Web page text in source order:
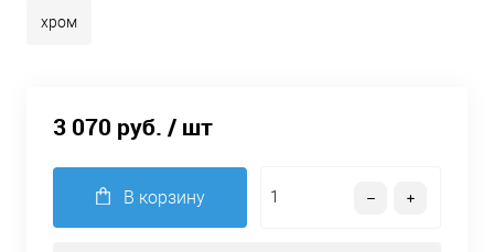
хром
3 070 руб. / шт
В корзину